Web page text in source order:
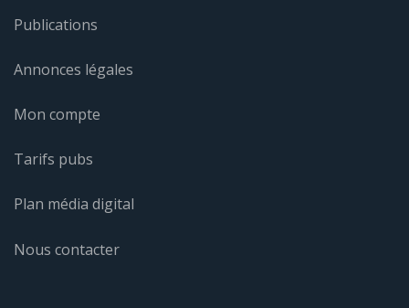
Publications
Annonces légales
Mon compte
Tarifs pubs
Plan média digital
Nous contacter